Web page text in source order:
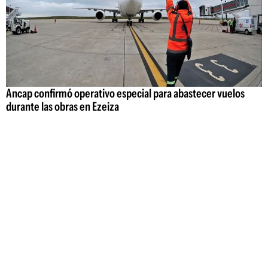
Ancap confirmó operativo especial para abastecer vuelos
durante las obras en Ezeiza